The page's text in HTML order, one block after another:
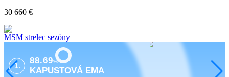
30 660 €
MSM strelec sezóny
1.
88.69%
KAPUSTOVÁ EMA